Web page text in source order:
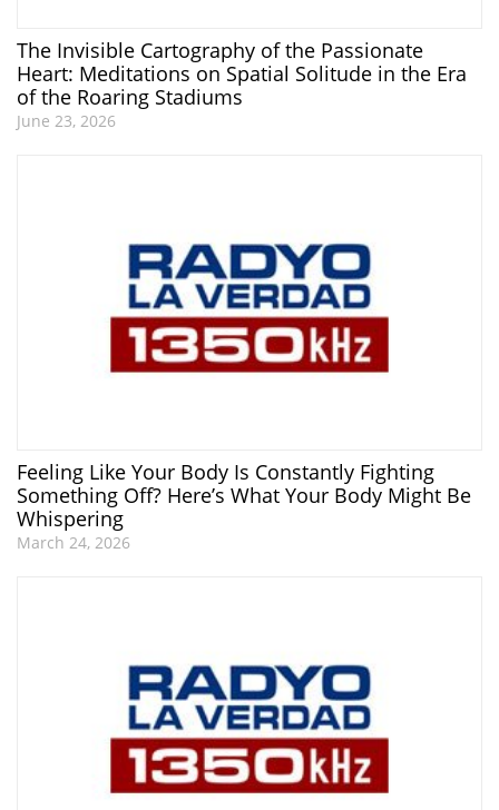
The Invisible Cartography of the Passionate
Heart: Meditations on Spatial Solitude in the Era
of the Roaring Stadiums
June 23, 2026
Feeling Like Your Body Is Constantly Fighting
Something Off? Here’s What Your Body Might Be
Whispering
March 24, 2026